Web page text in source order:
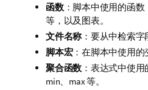
函数：脚本中使用的函数
等，以及图表。
文件名称：要从中检索字
脚本宏：在脚本中使用的
聚合函数 ：表达式中使
min
max等。